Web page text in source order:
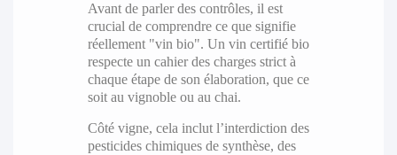
Avant de parler des contrôles, il est
crucial de comprendre ce que signifie
réellement "vin bio". Un vin certifié bio
respecte un cahier des charges strict à
chaque étape de son élaboration, que ce
soit au vignoble ou au chai.
Côté vigne, cela inclut l’interdiction des
pesticides chimiques de synthèse, des